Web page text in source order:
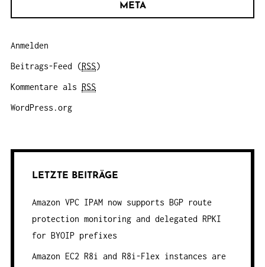
META
Anmelden
Beitrags-Feed (RSS)
Kommentare als RSS
WordPress.org
LETZTE BEITRÄGE
Amazon VPC IPAM now supports BGP route
protection monitoring and delegated RPKI
for BYOIP prefixes
Amazon EC2 R8i and R8i-Flex instances are